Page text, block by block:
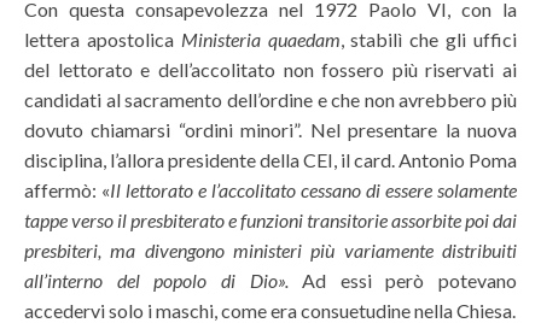
Con questa consapevolezza nel 1972 Paolo VI, con la
lettera apostolica Ministeria quaedam , stabilì che gli uffici
del lettorato e dell’accolitato non fossero più riservati ai
candidati al sacramento dell’ordine e che non avrebbero più
dovuto chiamarsi “ordini minori”. Nel presentare la nuova
disciplina, l’allora presidente della CEI, il card. Antonio Poma
affermò: «Il lettorato e l’accolitato cessano di essere solamente
tappe verso il presbiterato e funzioni transitorie assorbite poi dai
presbiteri, ma divengono ministeri più variamente distribuiti
all’interno del popolo di Dio». Ad essi però potevano
accedervi solo i maschi, come era consuetudine nella Chiesa.